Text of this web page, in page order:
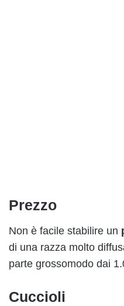
Prezzo
Non è facile stabilire un
di una razza molto
parte grossomodo dai
Cuccioli